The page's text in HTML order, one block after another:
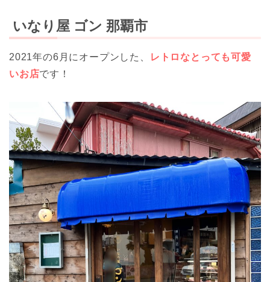
いなり屋 ゴン 那覇市
2021年の6月にオープンした、
レトロなとっても可愛
いお店です！